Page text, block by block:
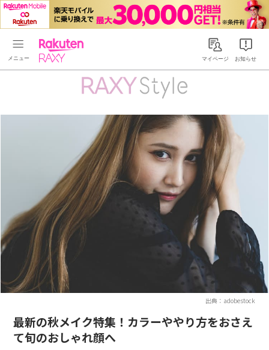
Rakuten RAXYマイページ お知らせ
出典：adobestock
最新の秋メイク特集！カラーややり方をおさえ
て旬のおしゃれ顔へ